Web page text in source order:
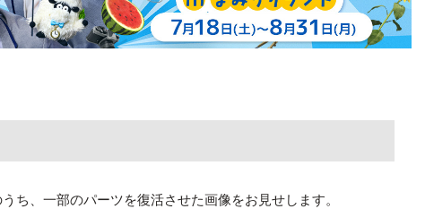
ち、一部のパーツを復活させた画像をお見せします。